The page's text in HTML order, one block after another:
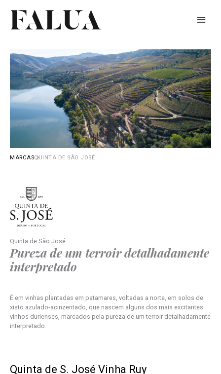
content
MARCASQUINTA DE SÃO JOSÉ
Quinta de São José
Pureza de um terroir detalhadamente
interpretado
É em vinhas plantadas em patamares, voltadas a norte, em solos de
xisto azulado-acinzentado, que nascem alguns dos mais excitantes
vinhos durienses, marcados pela pureza de um terroir detalhadamente
interpretado.
Quinta de S. José Vinha Ruy